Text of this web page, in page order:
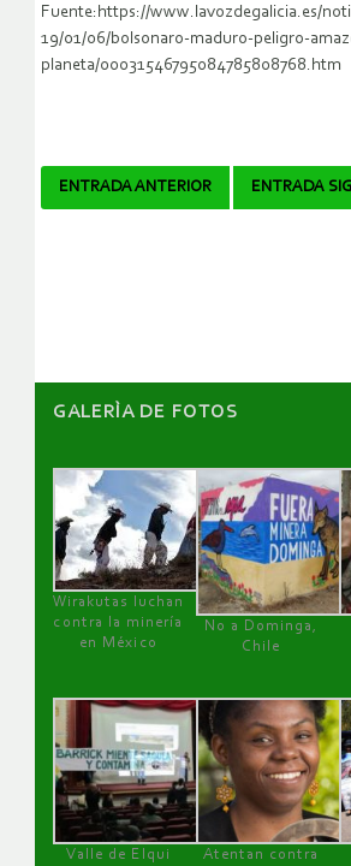
Fuente:https://www.lavozdegalicia.es/
19/01/06/bolsonaro-maduro-peligro-
planeta/00031546795084785808768.htm
Navegador
ENTRADA ANTERIOR ENTRADA
GALERÌA DE FOTOS
Wirakutas luchan
contra la minería
en México
No a Dominga,
Chile
Valle de Elqui
Atentan contra